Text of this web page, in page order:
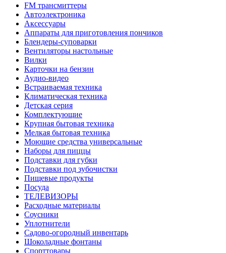
FM трансмиттеры
Автоэлектроника
Аксессуары
Аппараты для приготовления пончиков
Блендеры-суповарки
Вентиляторы настольные
Вилки
Карточки на бензин
Аудио-видео
Встраиваемая техника
Климатическая техника
Детская серия
Комплектующие
Крупная бытовая техника
Мелкая бытовая техника
Моющие средства универсальные
Наборы для пиццы
Подставки для губки
Подставки под зубочистки
Пищевые продукты
Посуда
ТЕЛЕВИЗОРЫ
Расходные материалы
Соусники
Уплотнители
Садово-огородный инвентарь
Шоколадные фонтаны
Спорттовары